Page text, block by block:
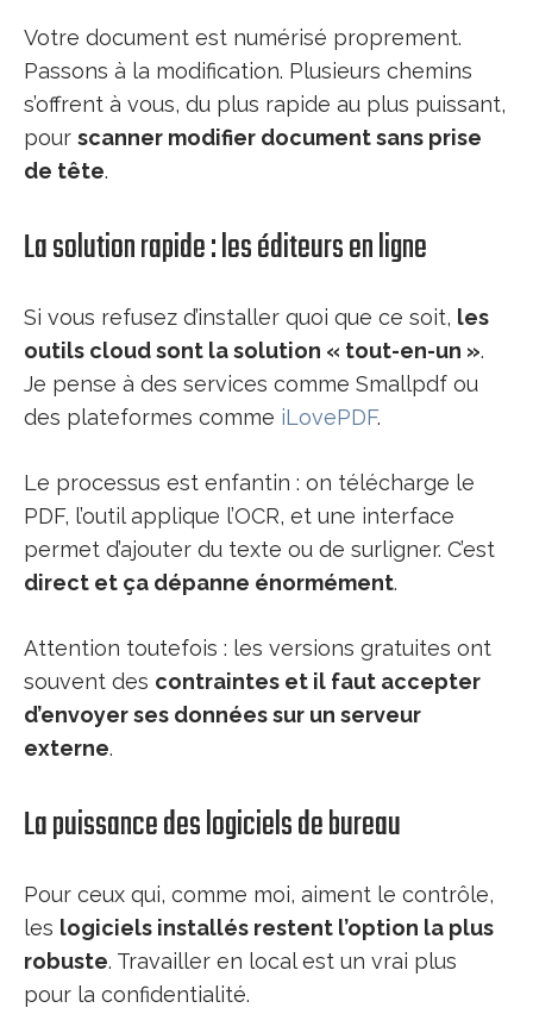
Votre document est numérisé proprement.
Passons à la modification. Plusieurs chemins
s’offrent à vous, du plus rapide au plus puissant,
pour scanner modifier document sans prise
de tête.
La solution rapide : les éditeurs en ligne
Si vous refusez d’installer quoi que ce soit, les
outils cloud sont la solution « tout-en-un ».
Je pense à des services comme Smallpdf ou
des plateformes comme iLovePDF.
Le processus est enfantin : on télécharge le
PDF, l’outil applique l’OCR, et une interface
permet d’ajouter du texte ou de surligner. C’est
direct et ça dépanne énormément.
Attention toutefois : les versions gratuites ont
souvent des contraintes et il faut accepter
d’envoyer ses données sur un serveur
externe.
La puissance des logiciels de bureau
Pour ceux qui, comme moi, aiment le contrôle,
les logiciels installés restent l’option la plus
robuste. Travailler en local est un vrai plus
pour la confidentialité.